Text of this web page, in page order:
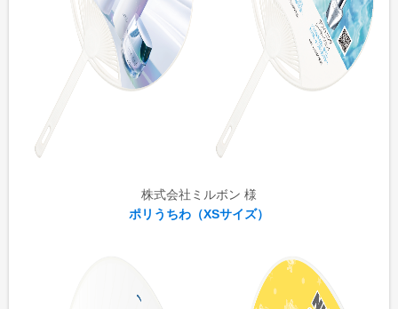
株式会社ミルボン 様
ポリうちわ（XSサイズ）